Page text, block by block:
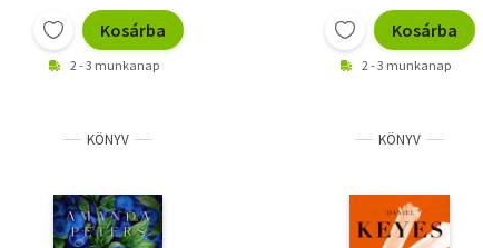
Kosárba
2 - 3 munkanap
Kosárba
2 - 3 munkanap
KÖNYV KÖNYV